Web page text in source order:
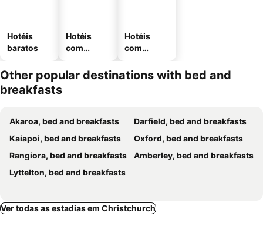
Hotéis
baratos
Hotéis
com
Hotéis
com
mento
Other popular destinations with bed and
breakfasts
Akaroa, bed and breakfasts
Darfield, bed and breakfasts
Kaiapoi, bed and breakfasts
Oxford, bed and breakfasts
Rangiora, bed and breakfasts
Amberley, bed and breakfasts
Lyttelton, bed and breakfasts
Ver todas as estadias em Christchurch